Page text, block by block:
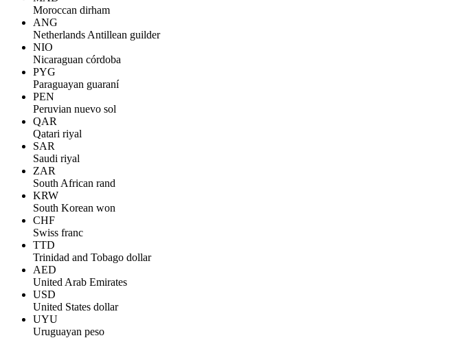
Moroccan dirham
ANG
Netherlands Antillean guilder
NIO
Nicaraguan córdoba
PYG
Paraguayan guaraní
PEN
Peruvian nuevo sol
QAR
Qatari riyal
SAR
Saudi riyal
ZAR
South African rand
KRW
South Korean won
CHF
Swiss franc
TTD
Trinidad and Tobago dollar
AED
United Arab Emirates
USD
United States dollar
UYU
Uruguayan peso